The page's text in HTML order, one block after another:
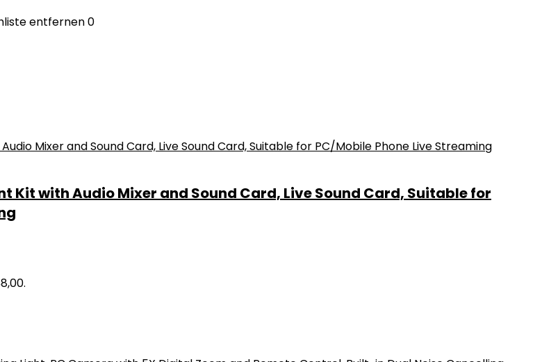
entfernen0
with Audio Mixer and Sound Card, Live Sound Card, Suitable for